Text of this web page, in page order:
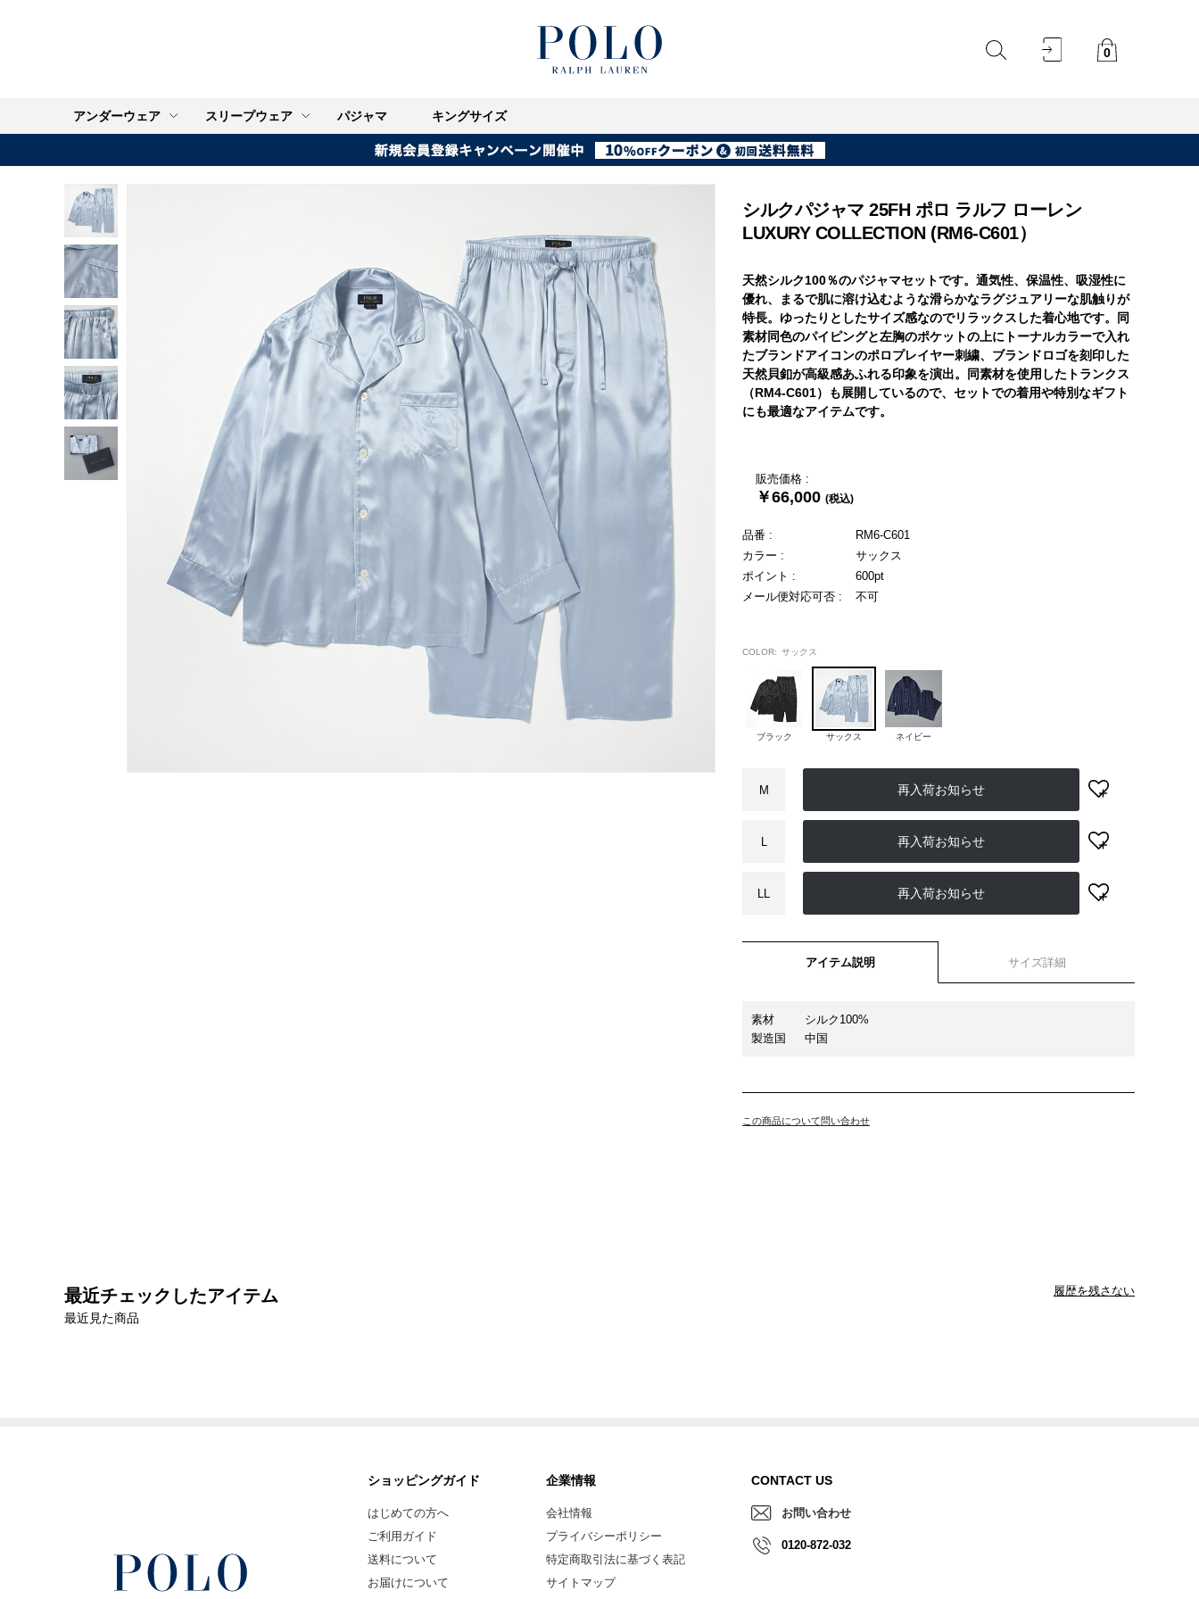
0
アンダーウェア スリープウェア パジャマ キングサイズ
シルクパジャマ 25FH ポロ ラルフ ローレン
LUXURY COLLECTION (RM6-C601）
天然シルク100％のパジャマセットです。通気性、保温性、吸湿性に
優れ、まるで肌に溶け込むような滑らかなラグジュアリーな肌触りが
特長。ゆったりとしたサイズ感なのでリラックスした着心地です。同
素材同色のパイピングと左胸のポケットの上にトーナルカラーで入れ
たブランドアイコンのポロプレイヤー刺繍、ブランドロゴを刻印した
天然貝釦が高級感あふれる印象を演出。同素材を使用したトランクス
（RM4-C601）も展開しているので、セットでの着用や特別なギフト
にも最適なアイテムです。
販売価格 :
￥66,000 (税込)
品番 :
RM6-C601
カラー :
サックス
ポイント :
600pt
メール便対応可否 :
不可
COLOR: サックス
ブラック サックス ネイビー
M 再入荷お知らせ
L 再入荷お知らせ
LL 再入荷お知らせ
アイテム説明 サイズ詳細
素材
シルク100%
製造国
中国
この商品について問い合わせ
最近チェックしたアイテム 履歴を残さない
最近見た商品
ショッピングガイド
はじめての方へ
ご利用ガイド
送料について
お届けについて
企業情報
会社情報
プライバシーポリシー
特定商取引法に基づく表記
サイトマップ
CONTACT US
お問い合わせ
0120-872-032